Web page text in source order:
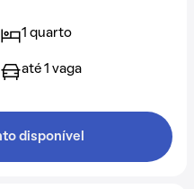
1 quarto
até 1 vaga
disponível